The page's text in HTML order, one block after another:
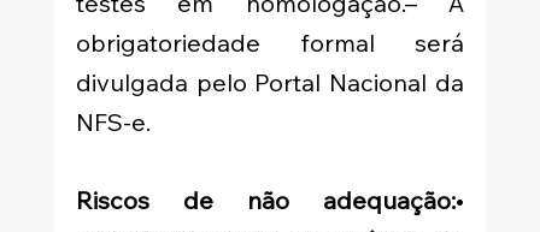
obrigatoriedade formal será
divulgada pelo Portal Nacional da
NFS-e.
Riscos de não adequação:•